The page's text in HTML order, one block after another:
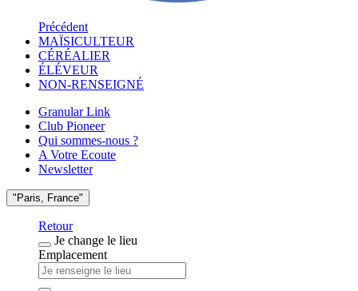
Précédent
MAÏSICULTEUR
CÉRÉALIER
ÉLÉVEUR
NON-RENSEIGNÉ
Granular Link
Club Pioneer
Qui sommes-nous ?
A Votre Ecoute
Newsletter
"Paris, France"
Retour
Je change le lieu
Emplacement